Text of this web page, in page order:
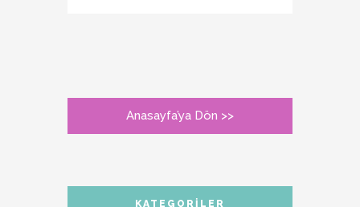
Anasayfa’ya Dön >>
KATEGORILER